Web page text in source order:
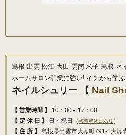
島根 出雲 松江 大田 雲南 米子 鳥取 ネ
ホームサロン開業に強い! イチから学
ネイルシュリー 【 Nail
【 営業時間 】 10：00～17：00
【 定 休 日 】
日・祝日（臨時定休日あり ）
【 住 所 】島根県出雲市大塚町791-1大塚